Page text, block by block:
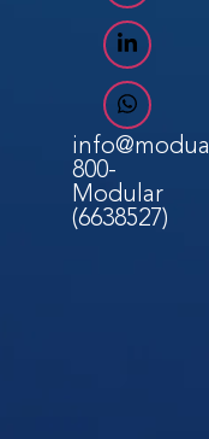
800-
Modular
(6638527)